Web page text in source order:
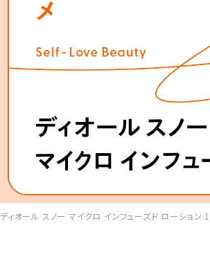
ディオール スノー マイクロ インフューズド ローション